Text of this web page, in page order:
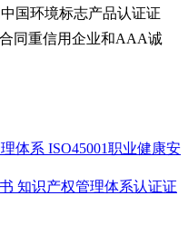
国环境标志产品认证证
同重信用企业和AAA诚
ISO45001职业健康安
知识产权管理体系认证证